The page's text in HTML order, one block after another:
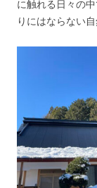
に触れる日々の
りにはならない